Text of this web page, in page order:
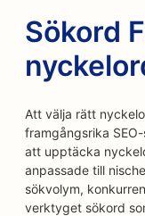
Sökord
Att välja rätt
framgångsrika
att upptäcka
anpassade till
sökvolym,
verktyget sökord